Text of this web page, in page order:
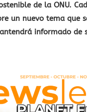
de la ONU.
un nuevo tema que
informado de